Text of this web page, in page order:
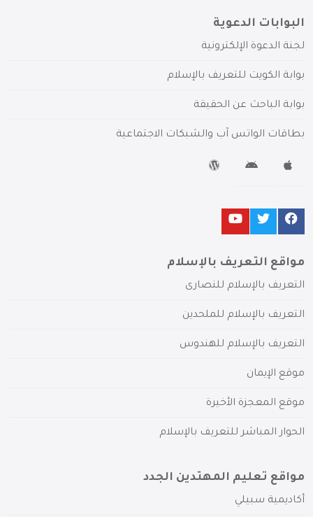
البوابات الدعوية
لجنة الدعوة الإلكترونية
بوابة الكويت للتعريف بالإسلام
بوابة الباحث عن الحقيقة
بطاقات الواتس آب والشبكات الاجتماعية
مواقع التعريف بالإسلام
التعريف بالإسلام للنصارى
التعريف بالإسلام للملحدين
التعريف بالإسلام للهندوس
موقع الإيمان
موقع المعجزة الأخيرة
الحوار المباشر للتعريف بالإسلام
مواقع تعليم المهتدين الجدد
أكاديمية سبيلي